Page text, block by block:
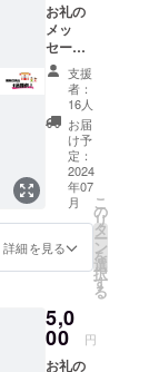
お礼の
メッ
セージ
上柳祭
オリジ
ナルし
おり
（ご来
場いた
だいた
方限
定） ・
商品サ
イズ：
横５×縦
11 模擬
１品提
供（※ご
来場い
ただい
支援
者：
16人
お届
け予
定：
2024
年07
月
詳細を見る
こ
の
リ
タ
ー
ン
を
選
択
す
る
5,0
00 円
お礼の